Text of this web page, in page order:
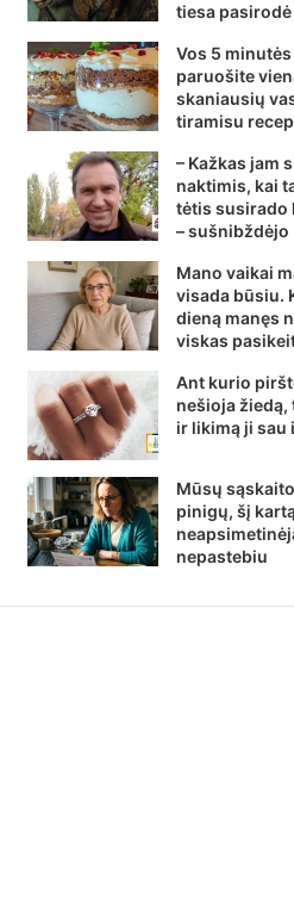
tiesa
Vos 5
paruošite
skaniausių
tiramisu
– Kažkas jam
naktimis, kai
tėtis susirado
– sušnibždėjo
Mano vaikai
visada būsiu.
dieną manęs
viskas
Ant kurio
nešioja žiedą,
ir likimą ji sau
Mūsų
pinigų, šį
nepastebiu